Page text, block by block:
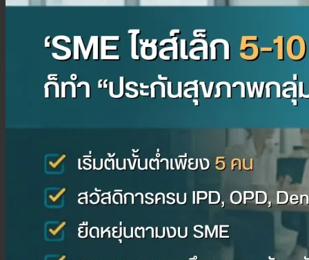
ประกันภัย
ประกันรถยนต์
พ.ร.บ. รถยนต์
ประกันอัคคีภัย
ประกันอุบัติเหตุ
ประกันสัตว์เลี้ยง
ประกันความเสี่ยงภัยทรัพย์สิน (IAR)
ประกันคีย์แมน
ค้นหาประกันสุขภาพ
โปรโมชั่น
บทความ
ติดต่อเรา
สมัครตัวแทน